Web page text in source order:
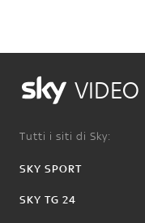
VIDEO
Tutti i siti di Sky:
SKY SPORT
SKY TG 24